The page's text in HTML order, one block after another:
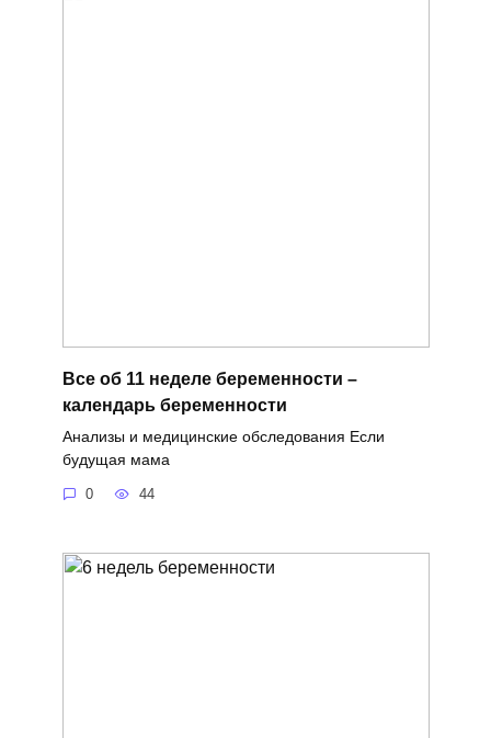
Все об 11 неделе беременности –
календарь беременности
Анализы и медицинские обследования Если
будущая мама
0 44